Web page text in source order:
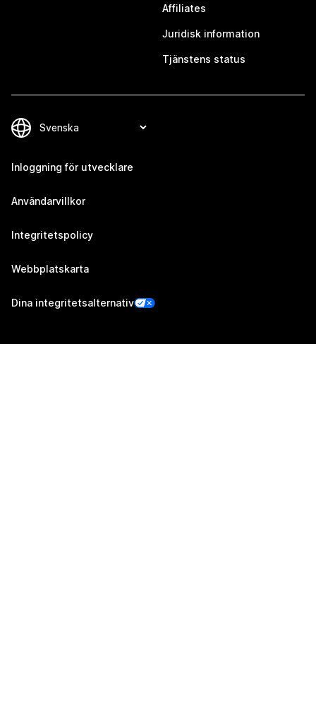
Affiliates
Juridisk information
Tjänstens status
Inloggning för utvecklare
Användarvillkor
Integritetspolicy
Webbplatskarta
Dina integritetsalternativ